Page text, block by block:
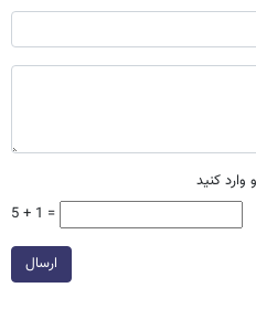
کنید
5 + 1 =
ارسال